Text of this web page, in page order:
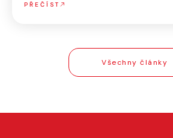
PŘEČÍST
Všechny články